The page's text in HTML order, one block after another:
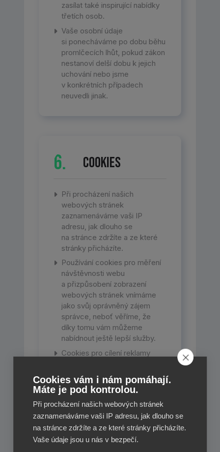
zasílat také inspirující nabídky
třetích osob.
Vaše osobní údaje
si ponecháváme po dobu běhu
promlčecích lhůt, pokud zákon
nestanoví delší dobu k jejich
uchování nebo jsme
v konkrétních případech
neuvedli jinak.
6. Cookies
Při procházení našich
webových stránek
zaznamenáváme vaši IP
adresu, jak dlouho se
na stránce zdržíte a ze které
stránky přicházíte.
Používání cookies pro měření
návštěvnosti webu
a přizpůsobení zobrazení
webových stránek vnímáme
jako svůj oprávněný zájem
správce, neboť věříme, že
díky tomu vám můžeme
nabídnout ještě lepší služby.
Cookies pro cílení reklamy
základě vašeho souhlasu.
Naše webové stránky lze
procházet také v režimu, který
neumožňuje sbírání osobních
údajů.
Používání cookies můžete
na svém počítači zakázat.
Cookies vám i nám pomáhají.
Máte je pod kontrolou.
Při procházení našich webových stránek
zaznamenáváme vaši IP adresu, jak dlouho se
na stránce zdržíte a ze které stránky přicházíte.
Vaše údaje jsou u nás v bezpečí.